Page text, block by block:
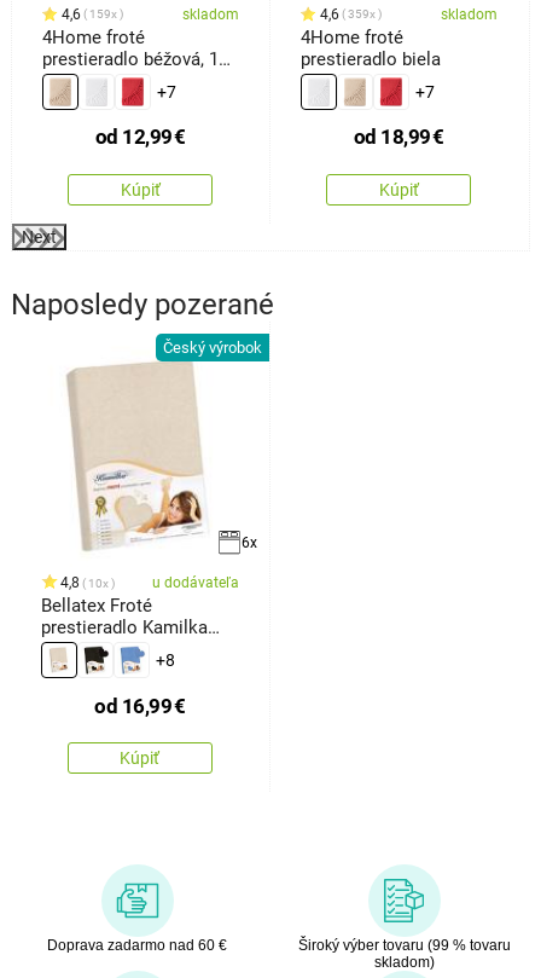
4,6 159x skladom
4Home froté
prestieradlo béžová, 100
x 200 cm
+7
od 12,99€
Kúpiť
4,6 359x skladom
4Home froté
prestieradlo biela
+7
od 18,99€
Kúpiť
Next
Naposledy pozerané
Český výrobok
6x
4,8 10x u dodávateľa
Bellatex Froté
prestieradlo Kamilka
natur
+8
od 16,99€
Kúpiť
Doprava zadarmo nad 60 €
Široký výber tovaru (99 % tovaru
skladom)